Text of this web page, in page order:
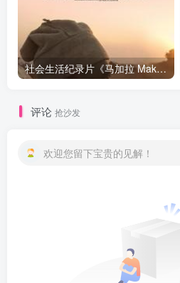
社会生活纪录片《马加拉 Makala》下载
评论 抢沙发
欢迎您留下宝贵的见解！